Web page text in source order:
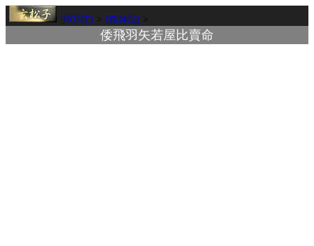
[HOME] [祭神記]
倭飛羽矢若屋比賣命